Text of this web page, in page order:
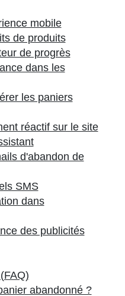
mobile
de produits
de progrès
dans les
les paniers
réactif sur le site
d'abandon de
SMS
dans
des publicités
abandonné ?